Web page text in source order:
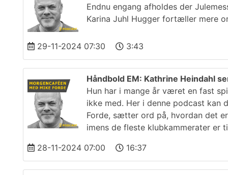
Endnu engang afholdes der
Karina Juhl Hugger fortæller mere
29-11-2024 07:30 3:43
Håndbold EM: Kathrine Heindahl
Hun har i mange år været en fast
ikke med. Her i denne podcast kan
Forde, sætter ord på, hvordan det
imens de fleste klubkammerater er
28-11-2024 07:00
16:37